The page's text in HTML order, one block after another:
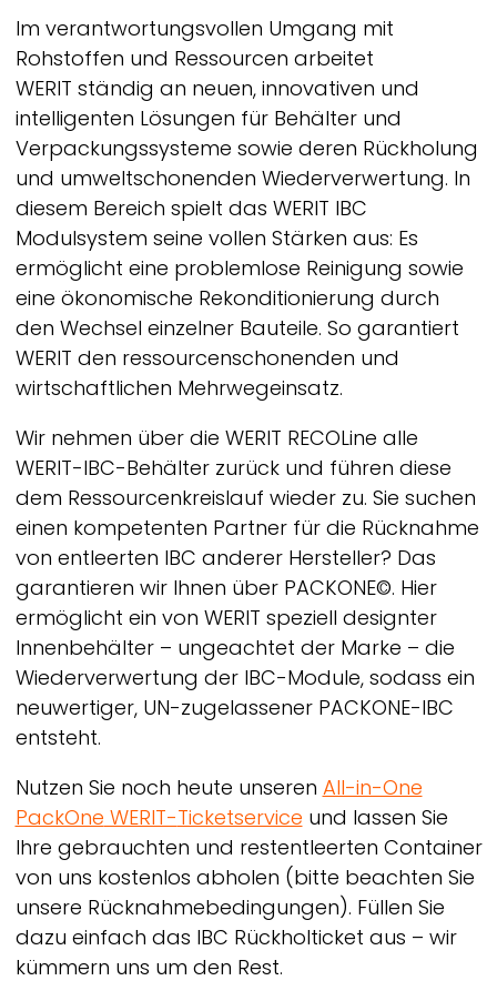
Im verantwortungsvollen Umgang mit
Rohstoffen und Ressourcen arbeitet
WERIT ständig an neuen, innovativen und
intelligenten Lösungen für Behälter und
Verpackungssysteme sowie deren Rückholung
und umweltschonenden Wiederverwertung. In
diesem Bereich spielt das WERIT IBC
Modulsystem seine vollen Stärken aus: Es
ermöglicht eine problemlose Reinigung sowie
eine ökonomische Rekonditionierung durch
den Wechsel einzelner Bauteile. So garantiert
WERIT den ressourcenschonenden und
wirtschaftlichen Mehrwegeinsatz.
Wir nehmen über die WERIT RECOLine alle
WERIT-IBC-Behälter zurück und führen diese
dem Ressourcenkreislauf wieder zu. Sie suchen
einen kompetenten Partner für die Rücknahme
von entleerten IBC anderer Hersteller? Das
garantieren wir Ihnen über PACKONE©. Hier
ermöglicht ein von WERIT speziell designter
Innenbehälter – ungeachtet der Marke – die
Wiederverwertung der IBC-Module, sodass ein
neuwertiger, UN-zugelassener PACKONE-IBC
entsteht.
Nutzen Sie noch heute unseren All-in-One
PackOne WERIT-Ticketservice und lassen Sie
Ihre gebrauchten und restentleerten Container
von uns kostenlos abholen (bitte beachten Sie
unsere Rücknahmebedingungen). Füllen Sie
dazu einfach das IBC Rückholticket aus – wir
kümmern uns um den Rest.